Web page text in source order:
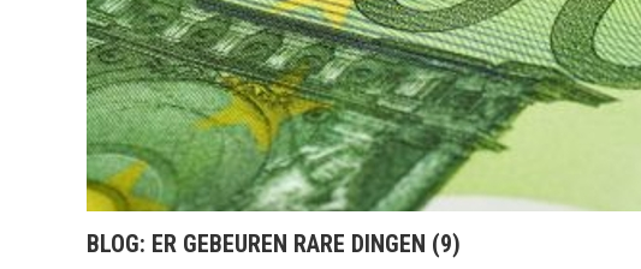
BLOG: ER GEBEUREN RARE DINGEN (9)